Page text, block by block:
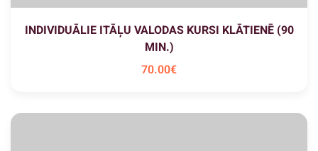
INDIVIDUĀLIE ITĀĻU VALODAS KURSI KLĀTIENĒ (90
MIN.)
70.00€